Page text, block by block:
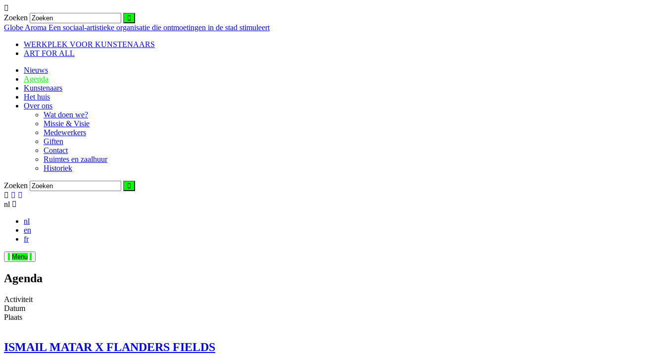
Zoeken
Globe Aroma Een sociaal-artistieke organisatie die ontmoetingen in de stad stimuleert
WERKPLEK VOOR KUNSTENAARS
ART FOR ALL
Nieuws
Agenda
Kunstenaars
Het huis
Over ons
Wat doen we?
Missie & Visie
Medewerkers
Giften
Contact
Ruimtes en zaalhuur
Historiek
Zoeken
nl
nl
en
fr
Menu
Agenda
Activiteit
Datum
Plaats
ISMAIL MATAR X FLANDERS FIELDS